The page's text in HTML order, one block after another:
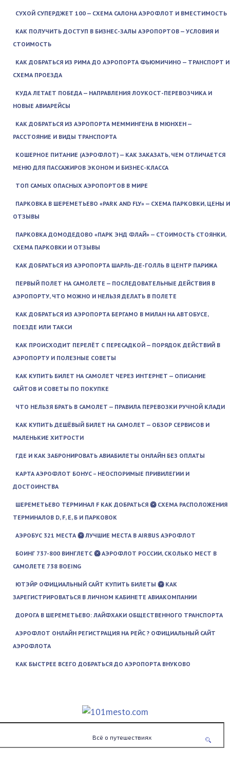
СУХОЙ СУПЕРДЖЕТ 100 — СХЕМА САЛОНА АЭРОФЛОТ И ВМЕСТИМОСТЬ
КАК ПОЛУЧИТЬ ДОСТУП В БИЗНЕС-ЗАЛЫ АЭРОПОРТОВ — УСЛОВИЯ И
СТОИМОСТЬ
КАК ДОБРАТЬСЯ ИЗ РИМА ДО АЭРОПОРТА ФЬЮМИЧИНО — ТРАНСПОРТ И
СХЕМА ПРОЕЗДА
КУДА ЛЕТАЕТ ПОБЕДА — НАПРАВЛЕНИЯ ЛОУКОСТ-ПЕРЕВОЗЧИКА И
НОВЫЕ АВИАРЕЙСЫ
КАК ДОБРАТЬСЯ ИЗ АЭРОПОРТА МЕММИНГЕНА В МЮНХЕН —
РАССТОЯНИЕ И ВИДЫ ТРАНСПОРТА
КОШЕРНОЕ ПИТАНИЕ (АЭРОФЛОТ) — КАК ЗАКАЗАТЬ, ЧЕМ ОТЛИЧАЕТСЯ
МЕНЮ ДЛЯ ПАССАЖИРОВ ЭКОНОМ И БИЗНЕС-КЛАССА
ТОП САМЫХ ОПАСНЫХ АЭРОПОРТОВ В МИРЕ
ПАРКОВКА В ШЕРЕМЕТЬЕВО «PARK AND FLY» — СХЕМА ПАРКОВКИ, ЦЕНЫ И
ОТЗЫВЫ
ПАРКОВКА ДОМОДЕДОВО «ПАРК ЭНД ФЛАЙ» — СТОИМОСТЬ СТОЯНКИ,
СХЕМА ПАРКОВКИ И ОТЗЫВЫ
КАК ДОБРАТЬСЯ ИЗ АЭРОПОРТА ШАРЛЬ-ДЕ-ГОЛЛЬ В ЦЕНТР ПАРИЖА
ПЕРВЫЙ ПОЛЕТ НА САМОЛЕТЕ — ПОСЛЕДОВАТЕЛЬНЫЕ ДЕЙСТВИЯ В
АЭРОПОРТУ, ЧТО МОЖНО И НЕЛЬЗЯ ДЕЛАТЬ В ПОЛЕТЕ
КАК ДОБРАТЬСЯ ИЗ АЭРОПОРТА БЕРГАМО В МИЛАН НА АВТОБУСЕ,
ПОЕЗДЕ ИЛИ ТАКСИ
КАК ПРОИСХОДИТ ПЕРЕЛЁТ С ПЕРЕСАДКОЙ — ПОРЯДОК ДЕЙСТВИЙ В
АЭРОПОРТУ И ПОЛЕЗНЫЕ СОВЕТЫ
КАК КУПИТЬ БИЛЕТ НА САМОЛЕТ ЧЕРЕЗ ИНТЕРНЕТ — ОПИСАНИЕ
САЙТОВ И СОВЕТЫ ПО ПОКУПКЕ
ЧТО НЕЛЬЗЯ БРАТЬ В САМОЛЕТ — ПРАВИЛА ПЕРЕВОЗКИ РУЧНОЙ КЛАДИ
КАК КУПИТЬ ДЕШЁВЫЙ БИЛЕТ НА САМОЛЕТ — ОБЗОР СЕРВИСОВ И
МАЛЕНЬКИЕ ХИТРОСТИ
ГДЕ И КАК ЗАБРОНИРОВАТЬ АВИАБИЛЕТЫ ОНЛАЙН БЕЗ ОПЛАТЫ
КАРТА АЭРОФЛОТ БОНУС – НЕОСПОРИМЫЕ ПРИВИЛЕГИИ И
ДОСТОИНСТВА
ШЕРЕМЕТЬЕВО ТЕРМИНАЛ F КАК ДОБРАТЬСЯ 🥝 СХЕМА РАСПОЛОЖЕНИЯ
ТЕРМИНАЛОВ D, F, E, Б И ПАРКОВОК
АЭРОБУС 321 МЕСТА 🥝 ЛУЧШИЕ МЕСТА В AIRBUS АЭРОФЛОТ
БОИНГ 737-800 ВИНГЛЕТС 🥝 АЭРОФЛОТ РОССИИ, СКОЛЬКО МЕСТ В
САМОЛЕТЕ 738 BOEING
ЮТЭЙР ОФИЦИАЛЬНЫЙ САЙТ КУПИТЬ БИЛЕТЫ 🥝 КАК
ЗАРЕГИСТРИРОВАТЬСЯ В ЛИЧНОМ КАБИНЕТЕ АВИАКОМПАНИИ
ДОРОГА В ШЕРЕМЕТЬЕВО: ЛАЙФХАКИ ОБЩЕСТВЕННОГО ТРАНСПОРТА
АЭРОФЛОТ ОНЛАЙН РЕГИСТРАЦИЯ НА РЕЙС ? ОФИЦИАЛЬНЫЙ САЙТ
АЭРОФЛОТА
КАК БЫСТРЕЕ ВСЕГО ДОБРАТЬСЯ ДО АЭРОПОРТА ВНУКОВО
Всё о путешествиях